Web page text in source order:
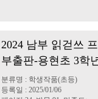
2024 남부 읽걷쓰
부출판-용현초 3학
분류명 : 학생작품(초등)
등록일 : 2025/01/06